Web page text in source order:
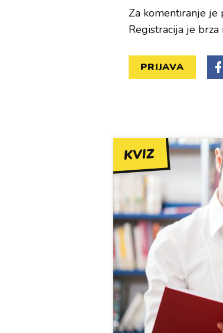
Za komentiranje je
Registracija je
PRIJAVA
KVIZ